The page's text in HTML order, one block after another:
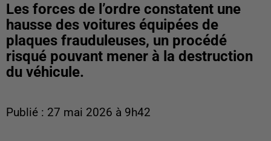
Les forces de l’ordre constatent une
hausse des voitures équipées de
plaques frauduleuses, un procédé
risqué pouvant mener à la destruction
du véhicule.
Publié : 27 mai 2026 à 9h42